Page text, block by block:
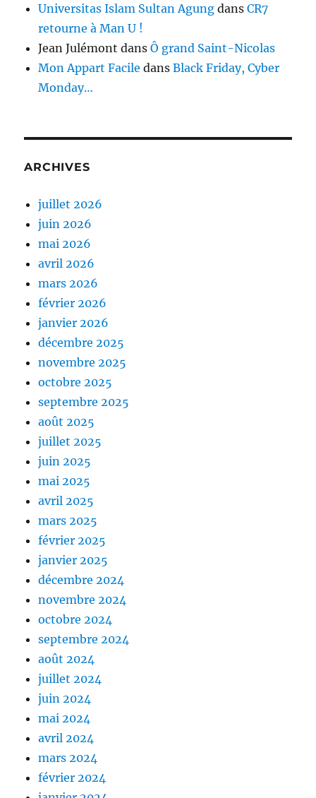
Universitas Islam Sultan Agung dansCR7
retourne à Man U !
Jean Julémont dansÔ grand Saint-Nicolas
Mon Appart Facile dansBlack Friday, Cyber
Monday…
ARCHIVES
juillet 2026
juin 2026
mai 2026
avril 2026
mars 2026
février 2026
janvier 2026
décembre 2025
novembre 2025
octobre 2025
septembre 2025
août 2025
juillet 2025
juin 2025
mai 2025
avril 2025
mars 2025
février 2025
janvier 2025
décembre 2024
novembre 2024
octobre 2024
septembre 2024
août 2024
juillet 2024
juin 2024
mai 2024
avril 2024
mars 2024
février 2024